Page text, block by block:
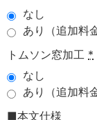
なし
あり（追加料金
トムソン窓加工 *
なし
あり（追加料金
■本文仕様